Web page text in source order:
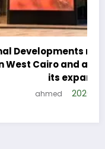
reveals its
and announces
its expansion plan
5 أغسطس، 2026